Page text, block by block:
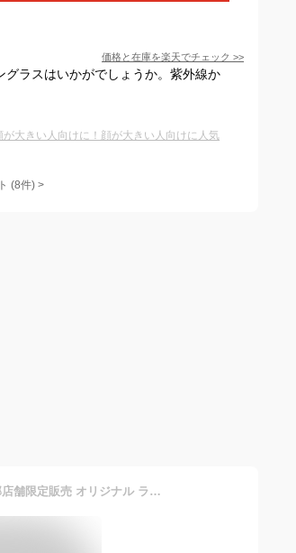
価格と在庫を楽天でチェック >>
ラスはいかがでしょうか。紫外線か
大きい人向けに！顔が大きい人向けに人気
(8件) >
FILA フィラ スポーツウェア 上下セット 一部店舗限定販売 オリジナル ラッシュガード付き メンズ フィットネス水着 水着 3点セット 10分丈 レギンス 大きいサイズ サーフパンツ 長袖 コンプレッション M L LL 3L 420919A 送料無料 着後レビューでクーポンGET